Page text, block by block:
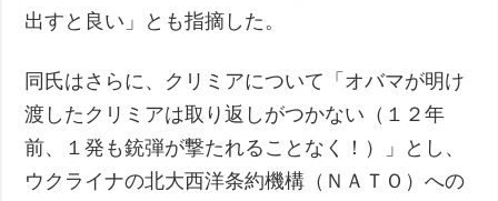
出すと良い」とも指摘した。
同氏はさらに、クリミアについて「オバマが明け
渡したクリミアは取り返しがつかない（１２年
前、１発も銃弾が撃たれることなく！）」とし、
ウクライナの北大西洋条約機構（ＮＡＴＯ）への